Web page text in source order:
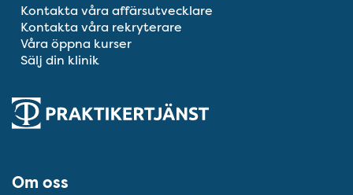
Kontakta våra affärsutvecklare
Kontakta våra rekryterare
Våra öppna kurser
Sälj din klinik
Om oss